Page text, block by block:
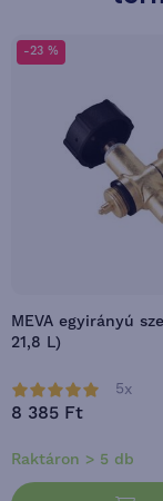
-23 %
MEVA egyirányú
21,8 L)
5x
8 385 Ft
Raktáron > 5 db